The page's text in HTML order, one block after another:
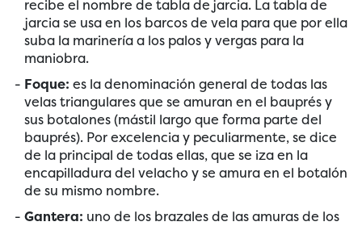
recibe el nombre de tabla de jarcia. La tabla de
jarcia se usa en los barcos de vela para que por ella
suba la marinería a los palos y vergas para la
maniobra.
Foque: es la denominación general de todas las
velas triangulares que se amuran en el bauprés y
sus botalones (mástil largo que forma parte del
bauprés). Por excelencia y peculiarmente, se dice
de la principal de todas ellas, que se iza en la
encapilladura del velacho y se amura en el botalón
de su mismo nombre.
Gantera: uno de los brazales de las amuras de los